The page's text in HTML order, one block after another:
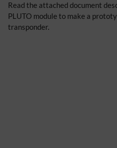
Read the attached document
PLUTO module to make a
transponder.